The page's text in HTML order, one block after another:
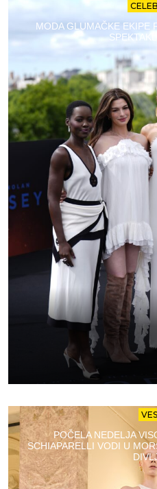
MODA GLUMAČKE EKIPE
POČELA NEDELJA
SCHIAPARELLI VODI U